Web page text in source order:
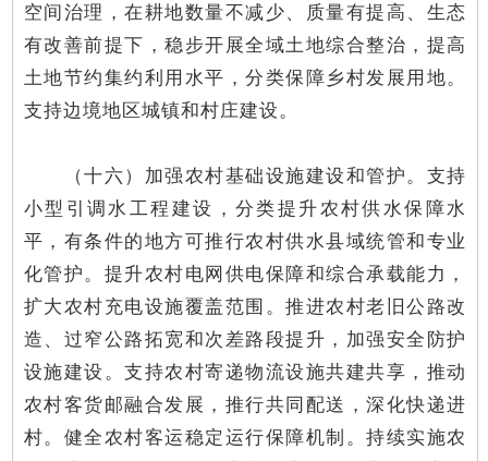
空间治理，在耕地数量不减少、质量有提高、生态
有改善前提下，稳步开展全域土地综合整治，提高
土地节约集约利用水平，分类保障乡村发展用地。
支持边境地区城镇和村庄建设。
（十六）加强农村基础设施建设和管护。支持
小型引调水工程建设，分类提升农村供水保障水
平，有条件的地方可推行农村供水县域统管和专业
化管护。提升农村电网供电保障和综合承载能力，
扩大农村充电设施覆盖范围。推进农村老旧公路改
造、过窄公路拓宽和次差路段提升，加强安全防护
设施建设。支持农村寄递物流设施共建共享，推动
农村客货邮融合发展，推行共同配送，深化快递进
村。健全农村客运稳定运行保障机制。持续实施农